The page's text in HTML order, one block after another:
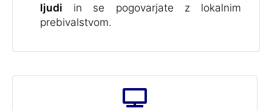
ljudi in se pogovarjate z lokalnim
prebivalstvom.